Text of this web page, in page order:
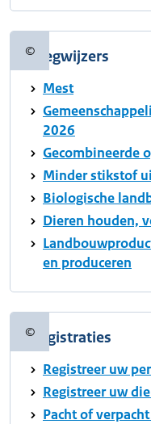
©Copyrightinformatie
Wegwijzers
Mest
2026
Gecombineerde
Minder stikstof
Biologische
Dieren houden,
en produceren
©Copyrightinformatie
Registraties
Registreer uw
Registreer uw
Pacht of